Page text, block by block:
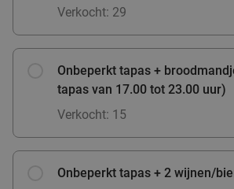
Lunch voor 2 bij Fletcher Hotels
Fletcher Hotels
Verkocht: 4.828
Verkocht: 29
Onbeperkt tapas +
tapas van 17.00 tot 23.00 uur)
Verkocht: 15
Onbeperkt tapas + 2 wijnen/